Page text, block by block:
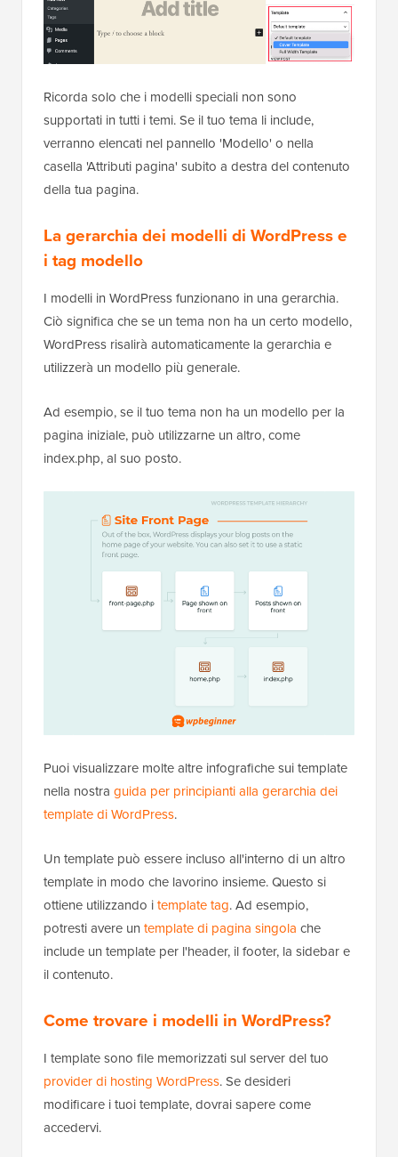
Ricorda solo che i modelli speciali non sono
supportati in tutti i temi. Se il tuo tema li include,
verranno elencati nel pannello 'Modello' o nella
casella 'Attributi pagina' subito a destra del contenuto
della tua pagina.
La gerarchia dei modelli di WordPress e
i tag modello
I modelli in WordPress funzionano in una gerarchia.
Ciò significa che se un tema non ha un certo modello,
WordPress risalirà automaticamente la gerarchia e
utilizzerà un modello più generale.
Ad esempio, se il tuo tema non ha un modello per la
pagina iniziale, può utilizzarne un altro, come
index.php, al suo posto.
Puoi visualizzare molte altre infografiche sui template
nella nostra guida per principianti alla gerarchia dei
template di WordPress.
Un template può essere incluso all'interno di un altro
template in modo che lavorino insieme. Questo si
ottiene utilizzando itemplate tag. Ad esempio,
potresti avere un template di pagina singola che
include un template per l'header, il footer, la sidebar e
il contenuto.
Come trovare i modelli in WordPress?
I template sono file memorizzati sul server del tuo
provider di hosting WordPress. Se desideri
modificare i tuoi template, dovrai sapere come
accedervi.